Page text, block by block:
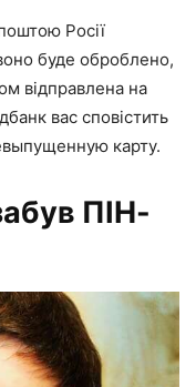
Росії
буде оброблено,
відправлена на
вас сповістить
карту.
ПІН-